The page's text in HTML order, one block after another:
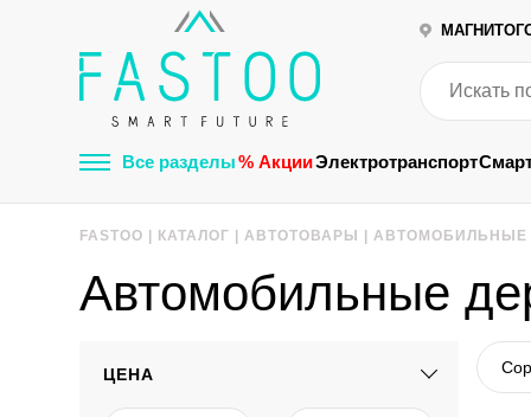
Все разделы% АкцииЭлектротранспорт
FASTOO КАТАЛОГ |АВТОТОВАРЫ |АВТОМОБИЛЬНЫЕ
Автомобильные
ЦЕНА